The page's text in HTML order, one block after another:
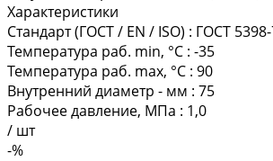
Характеристики
Стандарт (ГОСТ / EN / ISO) : ГОСТ
Температура раб. min, °C : -35
Температура раб. max, °C : 90
Внутренний диаметр - мм : 75
Рабочее давление, МПа : 1,0
/ шт
-%